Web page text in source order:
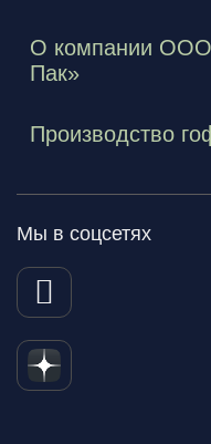
О компании
Пак»
Производство
Мы в соцсетях